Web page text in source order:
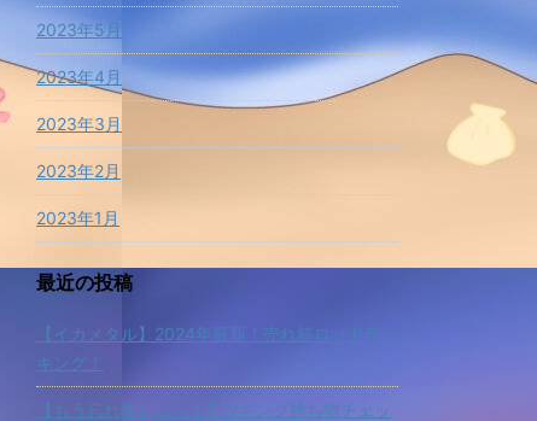
2023年5月
2023年4月
2023年3月
2023年2月
2023年1月
最近の投稿
【イカメタル】2024年最新！売れ筋ロッドラン
キング！
【もう忘れ物しない！】ジギング持ち物チェッ